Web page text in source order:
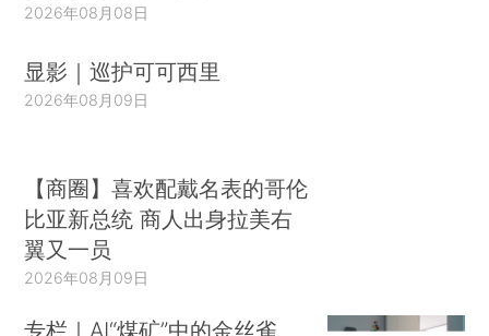
2026年08月08日
显影｜巡护可可西里
2026年08月09日
【商圈】喜欢配戴名表的哥伦
比亚新总统 商人出身拉美右
翼又一员
2026年08月09日
专栏｜AI“煤矿”中的金丝雀